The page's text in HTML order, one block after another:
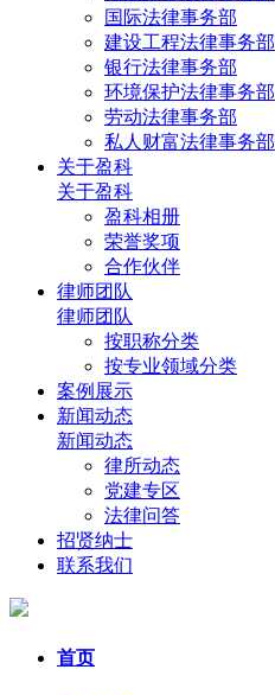
国际法律事务部
建设工程法律事务部
银行法律事务部
环境保护法律事务部
劳动法律事务部
私人财富法律事务部
关于盈科
关于盈科
盈科相册
荣誉奖项
合作伙伴
律师团队
律师团队
按职称分类
按专业领域分类
案例展示
新闻动态
新闻动态
律所动态
党建专区
法律问答
招贤纳士
联系我们
首页